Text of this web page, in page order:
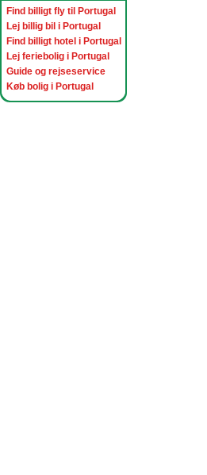
Find billigt fly til Portugal
Lej billig bil i Portugal
Find billigt hotel i Portugal
Lej feriebolig i Portugal
Guide og rejseservice
Køb bolig i Portugal